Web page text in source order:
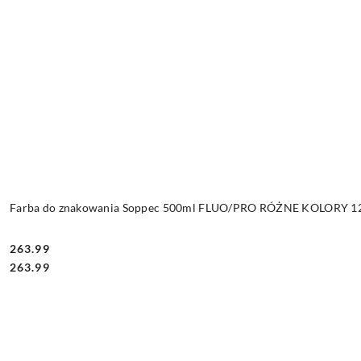
Farba do znakowania Soppec 500ml FLUO/PRO RÓŻNE KOLORY
Cena:
263.99
Cena:
263.99